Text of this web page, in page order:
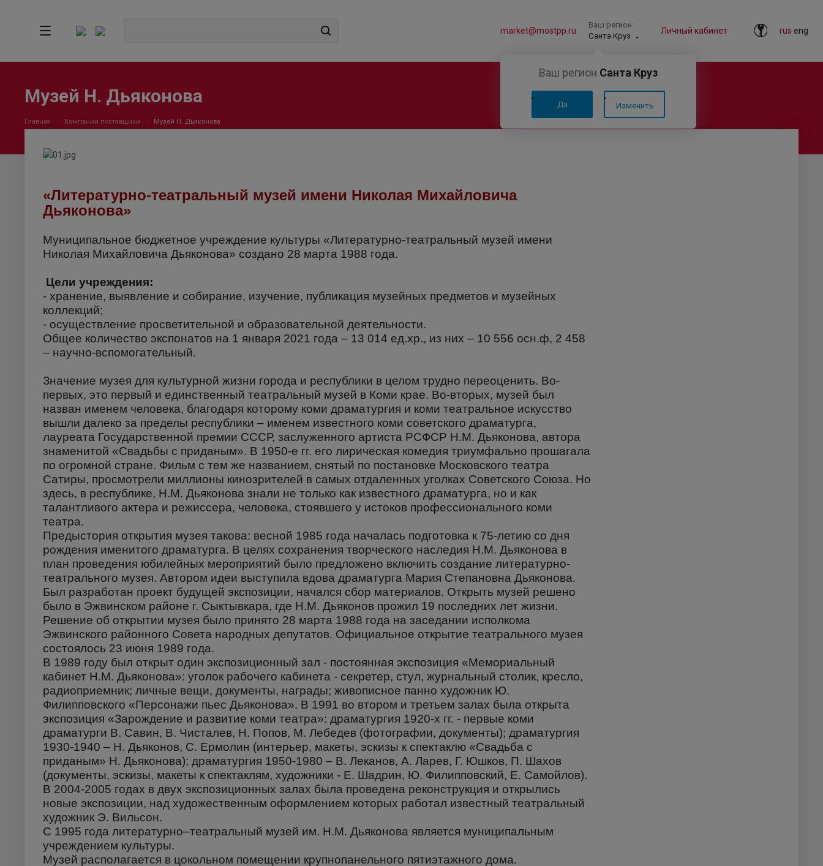
rus eng
Личный кабинет
Ваш регион:
Санта Круз
Ваш регион Санта Круз
Да Изменить
market@mostpp.ru
Музей Н. Дьяконова
Главная Компании поставщики Музей Н. Дьяконова
«Литературно-театральный музей имени Николая Михайловича
Дьяконова»
Муниципальное бюджетное учреждение культуры «Литературно-театральный музей имени
Николая Михайловича Дьяконова» создано 28 марта 1988 года.
Цели учреждения:
- хранение, выявление и собирание, изучение, публикация музейных предметов и музейных
коллекций;
- осуществление просветительной и образовательной деятельности.
Общее количество экспонатов на 1 января 2021 года – 13 014 ед.хр., из них – 10 556 осн.ф, 2 458
– научно-вспомогательный.
Значение музея для культурной жизни города и республики в целом трудно переоценить. Во-
первых, это первый и единственный театральный музей в Коми крае. Во-вторых, музей был
назван именем человека, благодаря которому коми драматургия и коми театральное искусство
вышли далеко за пределы республики – именем известного коми советского драматурга,
лауреата Государственной премии СССР, заслуженного артиста РСФСР Н.М. Дьяконова, автора
знаменитой «Свадьбы с приданым». В 1950-е гг. его лирическая комедия триумфально прошагала
по огромной стране. Фильм с тем же названием, снятый по постановке Московского театра
Сатиры, просмотрели миллионы кинозрителей в самых отдаленных уголках Советского Союза. Но
здесь, в республике, Н.М. Дьяконова знали не только как известного драматурга, но и как
талантливого актера и режиссера, человека, стоявшего у истоков профессионального коми
театра.
Предыстория открытия музея такова: весной 1985 года началась подготовка к 75-летию со дня
рождения именитого драматурга. В целях сохранения творческого наследия Н.М. Дьяконова в
план проведения юбилейных мероприятий было предложено включить создание литературно-
театрального музея. Автором идеи выступила вдова драматурга Мария Степановна Дьяконова.
Был разработан проект будущей экспозиции, начался сбор материалов. Открыть музей решено
было в Эжвинском районе г. Сыктывкара, где Н.М. Дьяконов прожил 19 последних лет жизни.
Решение об открытии музея было принято 28 марта 1988 года на заседании исполкома
Эжвинского районного Совета народных депутатов. Официальное открытие театрального музея
состоялось 23 июня 1989 года.
В 1989 году был открыт один экспозиционный зал - постоянная экспозиция «Мемориальный
кабинет Н.М. Дьяконова»: уголок рабочего кабинета - секретер, стул, журнальный столик, кресло,
радиоприемник; личные вещи, документы, награды; живописное панно художник Ю.
Филипповского «Персонажи пьес Дьяконова». В 1991 во втором и третьем залах была открыта
экспозиция «Зарождение и развитие коми театра»: драматургия 1920-х гг. - первые коми
драматурги В. Савин, В. Чисталев, Н. Попов, М. Лебедев (фотографии, документы); драматургия
1930-1940 – Н. Дьяконов, С. Ермолин (интерьер, макеты, эскизы к спектаклю «Свадьба с
приданым» Н. Дьяконова); драматургия 1950-1980 – В. Леканов, А. Ларев, Г. Юшков, П. Шахов
(документы, эскизы, макеты к спектаклям, художники - Е. Шадрин, Ю. Филипповский, Е. Самойлов).
В 2004-2005 годах в двух экспозиционных залах была проведена реконструкция и открылись
новые экспозиции, над художественным оформлением которых работал известный театральный
художник Э. Вильсон.
С 1995 года литературно–театральный музей им. Н.М. Дьяконова является муниципальным
учреждением культуры.
Музей располагается в цокольном помещении крупнопанельного пятиэтажного дома.